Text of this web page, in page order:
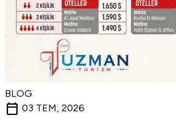
BLOG
calendar_today 03 TEM, 2026